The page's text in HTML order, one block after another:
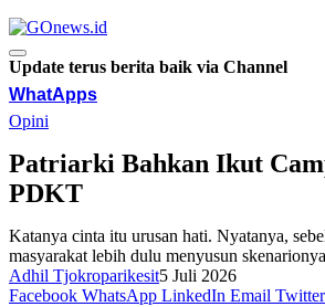
Update terus berita baik via Channel
WhatApps
Opini
Patriarki Bahkan Ikut
PDKT
Katanya cinta itu urusan hati. Nyatanya,
masyarakat lebih dulu menyusun
Adhil Tjokroparikesit5 Juli 2026
Facebook WhatsApp LinkedIn Email Twitter